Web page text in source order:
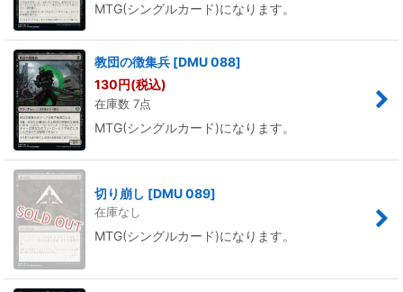
MTG(シングルカード)になります。
教団の徴集兵 [DMU 088]
130円(税込)
在庫数 7点
MTG(シングルカード)になります。
切り崩し [DMU 089]
在庫なし
MTG(シングルカード)になります。